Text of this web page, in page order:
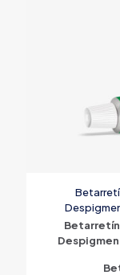
Betarretín